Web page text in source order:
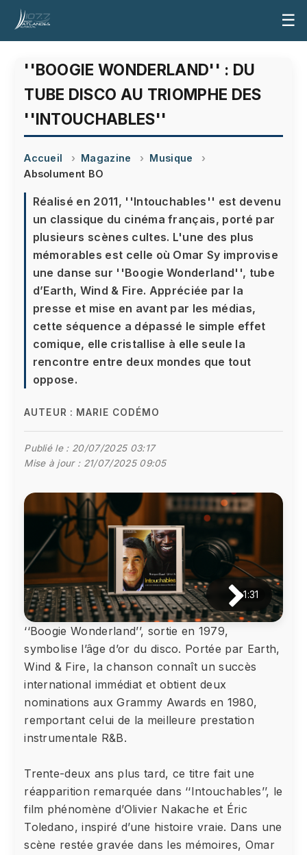
☰
''BOOGIE WONDERLAND'' : DU
TUBE DISCO AU TRIOMPHE DES
''INTOUCHABLES''
Accueil Magazine
Musique
Absolument BO
Réalisé en 2011, ''Intouchables'' est devenu
un classique du cinéma français, porté par
plusieurs scènes cultes. L'une des plus
mémorables est celle où Omar Sy improvise
une danse sur ''Boogie Wonderland'', tube
d’Earth, Wind & Fire. Appréciée par la
presse et mise en avant par les médias,
cette séquence a dépassé le simple effet
comique, elle cristallise à elle seule la
rencontre entre deux mondes que tout
oppose.
AUTEUR : MARIE CODÉMO
Publié le : 20/07/2025 03:17
Mise à jour : 21/07/2025 09:05
1:31
‘‘Boogie Wonderland’’, sortie en 1979,
symbolise l’âge d’or du disco. Portée par Earth,
Wind & Fire, la chanson connaît un succès
international immédiat et obtient deux
nominations aux Grammy Awards en 1980,
remportant celui de la meilleure prestation
instrumentale R&B.
Trente-deux ans plus tard, ce titre fait une
réapparition remarquée dans ‘‘Intouchables’’, le
film phénomène d’Olivier Nakache et Éric
Toledano, inspiré d’une histoire vraie. Dans une
scène restée gravée dans les mémoires, Omar